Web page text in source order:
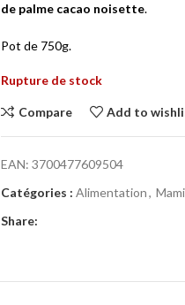
de palme cacao noisette.
Pot de 750g.
Rupture de stock
Compare Add to
EAN: 3700477609504
Catégories : Alimentation,
Share: